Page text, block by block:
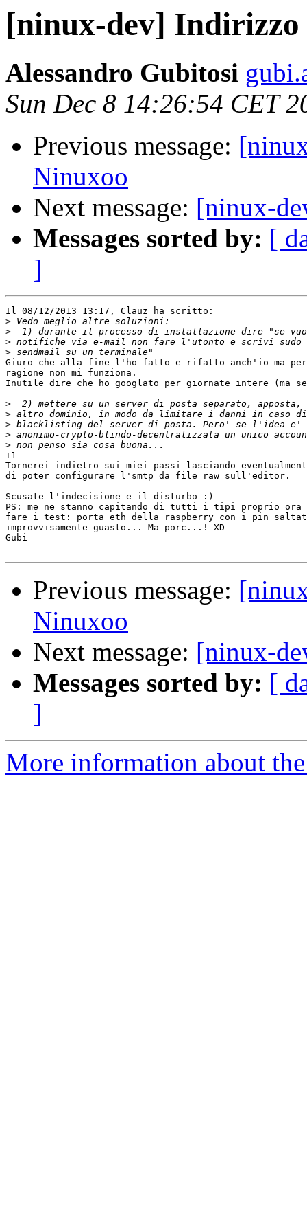
[ninux-dev]
Alessandro Gubitosi
Sun Dec 8 14:26:54 CET
Previous message:
Ninuxoo
Next message: [ninux-
Messages sorted by: [
]
Il 08/12/2013 13:17, Clauz ha scritto:
>
>
>
>
Giuro che alla fine l'ho fatto e rifatto anch'io ma per
ragione non mi funziona.
Inutile dire che ho googlato per giornate intere (ma
>
>
>
>
>
+1
Tornerei indietro sui miei passi lasciando
di poter configurare l'smtp da file raw sull'editor.
Scusate l'indecisione e il disturbo :)
PS: me ne stanno capitando di tutti i tipi proprio ora
fare i test: porta eth della raspberry con i pin
improvvisamente guasto... Ma porc...! XD
Gubi
Previous message:
Ninuxoo
Next message: [ninux-
Messages sorted by: [
]
More information about